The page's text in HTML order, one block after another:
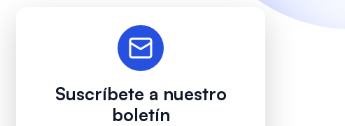
Suscríbete a nuestro
boletín